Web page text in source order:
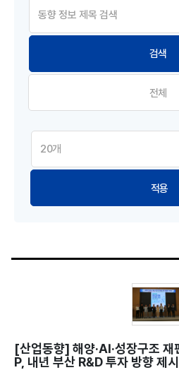
전체
적용
[산업동향]
P, 내년 부산 R&D 투자 방향 제시